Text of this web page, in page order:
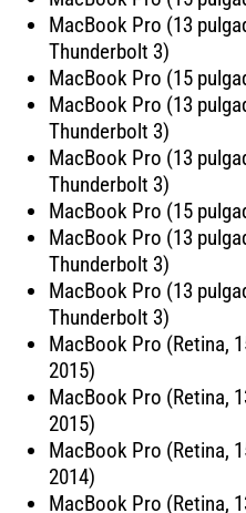
MacBook Pro (13
Thunderbolt 3)
MacBook Pro (15
MacBook Pro (13
Thunderbolt 3)
MacBook Pro (13
Thunderbolt 3)
MacBook Pro (15
MacBook Pro (13
Thunderbolt 3)
MacBook Pro (13
Thunderbolt 3)
MacBook Pro (Retina,
2015)
MacBook Pro (Retina,
2015)
MacBook Pro (Retina,
2014)
MacBook Pro (Retina,